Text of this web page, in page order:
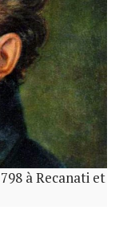
à Recanati et